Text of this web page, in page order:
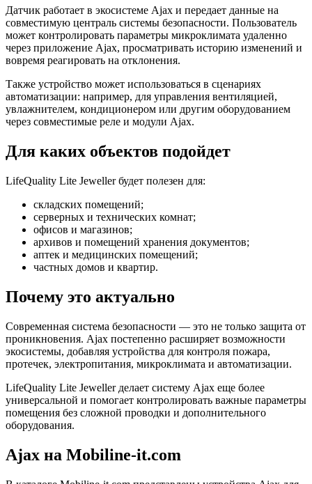
Датчик работает в экосистеме Ajax и передает данные на
совместимую централь системы безопасности. Пользователь
может контролировать параметры микроклимата удаленно
через приложение Ajax, просматривать историю изменений и
вовремя реагировать на отклонения.
Также устройство может использоваться в сценариях
автоматизации: например, для управления вентиляцией,
увлажнителем, кондиционером или другим оборудованием
через совместимые реле и модули Ajax.
Для каких объектов подойдет
LifeQuality Lite Jeweller будет полезен для:
складских помещений;
серверных и технических комнат;
офисов и магазинов;
архивов и помещений хранения документов;
аптек и медицинских помещений;
частных домов и квартир.
Почему это актуально
Современная система безопасности — это не только защита от
проникновения. Ajax постепенно расширяет возможности
экосистемы, добавляя устройства для контроля пожара,
протечек, электропитания, микроклимата и автоматизации.
LifeQuality Lite Jeweller делает систему Ajax еще более
универсальной и помогает контролировать важные параметры
помещения без сложной проводки и дополнительного
оборудования.
Ajax на Mobiline-it.com